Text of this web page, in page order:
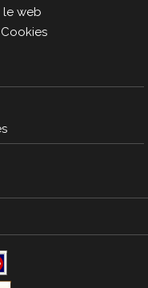
le web